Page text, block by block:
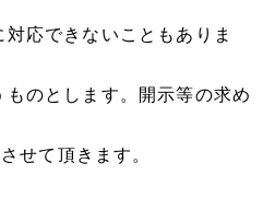
応できないこともありま
のとします。開示等の求め
せて頂きます。